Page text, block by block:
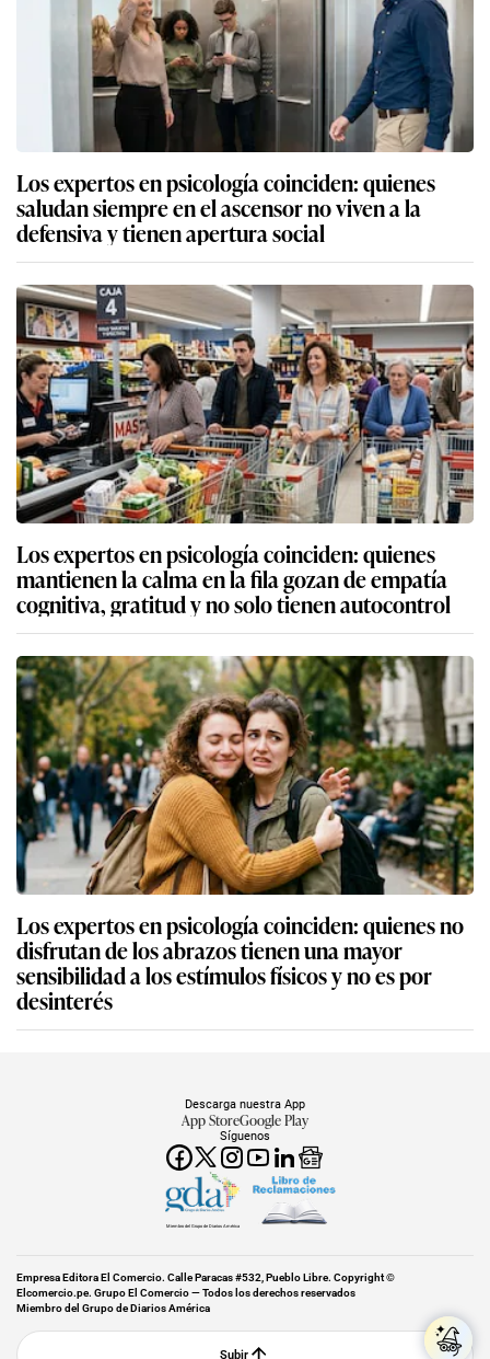
Los expertos en psicología coinciden: quienes
saludan siempre en el ascensor no viven a la
defensiva y tienen apertura social
Los expertos en psicología coinciden: quienes
mantienen la calma en la fila gozan de empatía
cognitiva, gratitud y no solo tienen autocontrol
Los expertos en psicología coinciden: quienes no
disfrutan de los abrazos tienen una mayor
sensibilidad a los estímulos físicos y no es por
desinterés
Síguenos
Descarga nuestra App
App StoreGoogle Play
Miembro del Grupo de Diarios América
Empresa Editora El Comercio. Calle Paracas #532, Pueblo Libre. Copyright ©
Elcomercio.pe. Grupo El Comercio — Todos los derechos reservados
Miembro del Grupo de Diarios América
Subir